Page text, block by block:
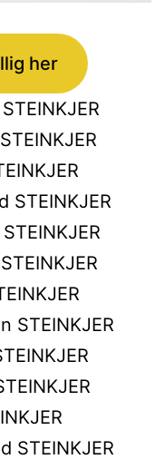
her
STEINKJER
STEINKJER
STEINKJER